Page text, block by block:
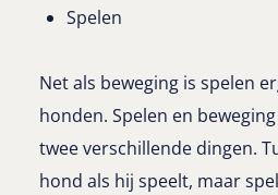
Spelen
Net als beweging is spelen
honden. Spelen en
twee verschillende dingen.
hond als hij speelt, maar